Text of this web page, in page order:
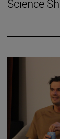
Science